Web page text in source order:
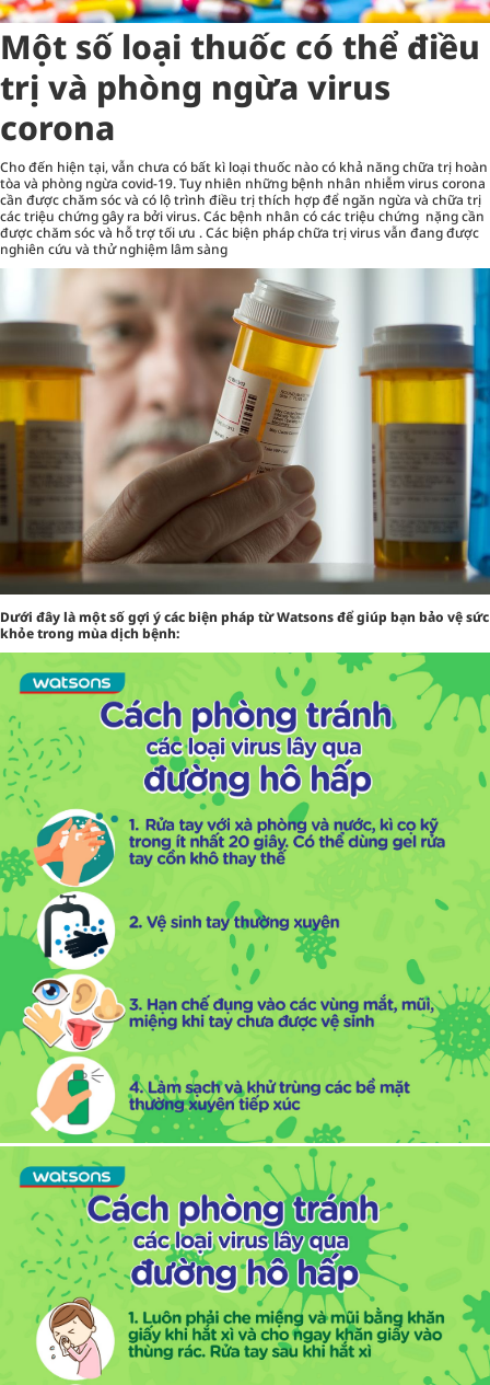
Một số loại thuốc có thể điều
trị và phòng ngừa virus
corona
Cho đến hiện tại, vẫn chưa có bất kì loại thuốc nào có khả năng chữa trị hoàn
tòa và phòng ngừa covid-19. Tuy nhiên những bệnh nhân nhiễm virus corona
cần được chăm sóc và có lộ trình điều trị thích hợp để ngăn ngừa và chữa trị
các triệu chứng gây ra bởi virus. Các bệnh nhân có các triệu chứng nặng cần
được chăm sóc và hỗ trợ tối ưu . Các biện pháp chữa trị virus vẫn đang được
nghiên cứu và thử nghiệm lâm sàng
Dưới đây là một số gợi ý các biện pháp từ Watsons để giúp bạn bảo vệ sức
khỏe trong mùa dịch bệnh: